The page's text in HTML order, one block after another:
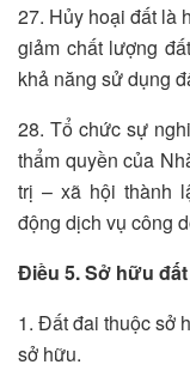
27. Hủy hoại đất là
giảm chất lượng
khả năng sử dụng
28. Tổ chức sự
thẩm quyền của
trị – xã hội thành
động dịch vụ công
Điều 5. Sở hữu
1. Đất đai thuộc sở
sở hữu.